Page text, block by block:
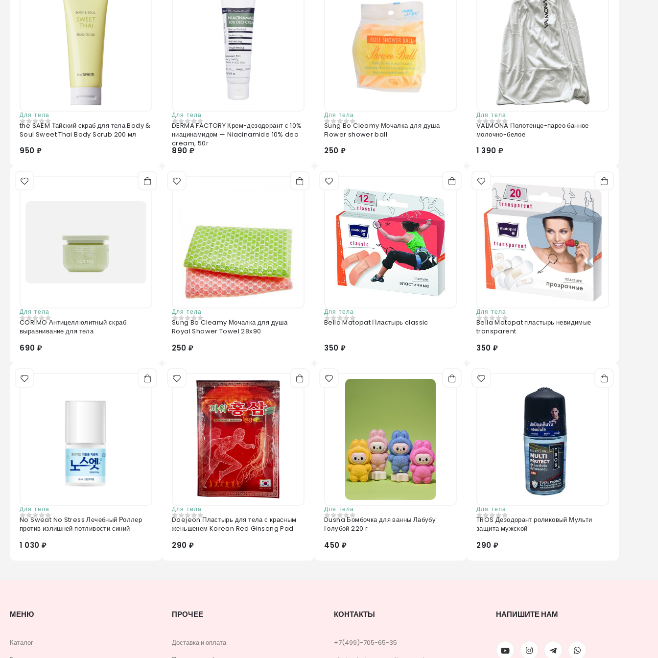
Для тела
0 из 5
the SAEM Тайский скраб для тела Body &
Soul Sweet Thai Body Scrub 200 мл
950 ₽
Для тела
0 из 5
DERMA FACTORY Крем-дезодорант с 10%
ниацинамидом — Niacinamide 10% deo
cream, 50г
890 ₽
Для тела
0 из 5
Sung Bo Cleamy Мочалка для душа
Flower shower ball
250 ₽
Для тела
0 из 5
VALMONA Полотенце-парео банное
молочно-белое
1 390 ₽
Для тела
0из 5
CORIMO Антицеллюлитный скраб
выравнивание для тела
690 ₽
Для тела
0 из 5
Sung Bo Cleamy Мочалка для душа
Royal Shower Towel 28х90
250 ₽
Для тела
0 из 5
Bella Matopat Пластырь classic
350 ₽
Для тела
0 из 5
Bella Matopat пластырь невидимые
transparent
350 ₽
Для тела
0из 5
No Sweat No Stress Лечебный Роллер
против излишней потливости синий
1 030 ₽
Для тела
0 из 5
Daejeon Пластырь для тела с красным
женьшенем Korean Red Ginseng Pad
290 ₽
Для тела
0 из 5
Dusha Бомбочка для ванны Лабубу
Голубой 220 г
450 ₽
Для тела
0из 5
TROS Дезодорант роликовый Мульти
защита мужской
290 ₽
МЕНЮ
Каталог
ПРОЧЕЕ
Доставка и оплата
КОНТАКТЫ
+7(499)-705-65-35
НАПИШИТЕ НАМ